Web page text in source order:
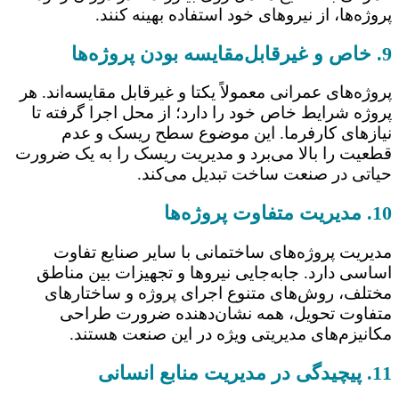
پروژه‌ها، از نیروهای خود استفاده بهینه کنند.
9. خاص و غیرقابل‌مقایسه بودن پروژه‌ها
پروژه‌های عمرانی معمولاً یکتا و غیرقابل مقایسه‌اند. هر
پروژه شرایط خاص خود را دارد؛ از محل اجرا گرفته تا
نیازهای کارفرما. این موضوع سطح ریسک و عدم
قطعیت را بالا می‌برد و مدیریت ریسک را به یک ضرورت
حیاتی در صنعت ساخت تبدیل می‌کند.
10. مدیریت متفاوت پروژه‌ها
مدیریت پروژه‌های ساختمانی با سایر صنایع تفاوت
اساسی دارد. جابه‌جایی نیروها و تجهیزات بین مناطق
مختلف، روش‌های متنوع اجرای پروژه و ساختارهای
متفاوت تحویل، همه نشان‌دهنده ضرورت طراحی
مکانیزم‌های مدیریتی ویژه در این صنعت هستند.
11. پیچیدگی در مدیریت منابع انسانی